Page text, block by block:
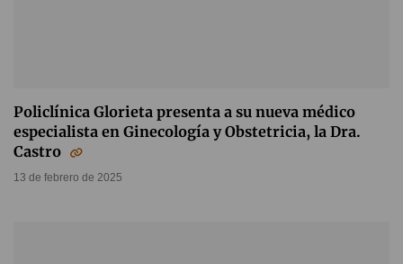
Policlínica Glorieta presenta a su nueva médico
especialista en Ginecología y Obstetricia, la Dra.
Castro
13 de febrero de 2025